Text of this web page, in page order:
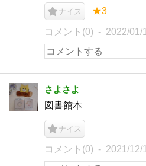
ナイス ★3
コメント(0) 2022/01/
さよさよ
図書館本
ナイス
コメント(0) 2021/12/